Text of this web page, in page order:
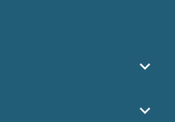

keyboard_arrow_down